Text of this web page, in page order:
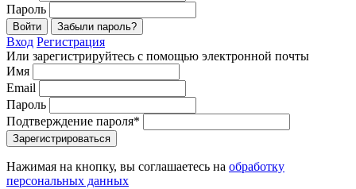
Пароль
Войти Забыли пароль?
Вход Регистрация
Или зарегистрируйтесь с помощью электронной почты
Имя
Email
Пароль
Подтверждение пароля*
Зарегистрироваться
Нажимая на кнопку, вы соглашаетесь на обработку
персональных данных